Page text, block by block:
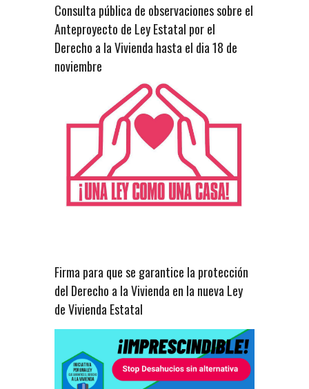
Consulta pública de observaciones sobre el
Anteproyecto de Ley Estatal por el
Derecho a la Vivienda hasta el dia 18 de
noviembre
Firma para que se garantice la protección
del Derecho a la Vivienda en la nueva Ley
de Vivienda Estatal